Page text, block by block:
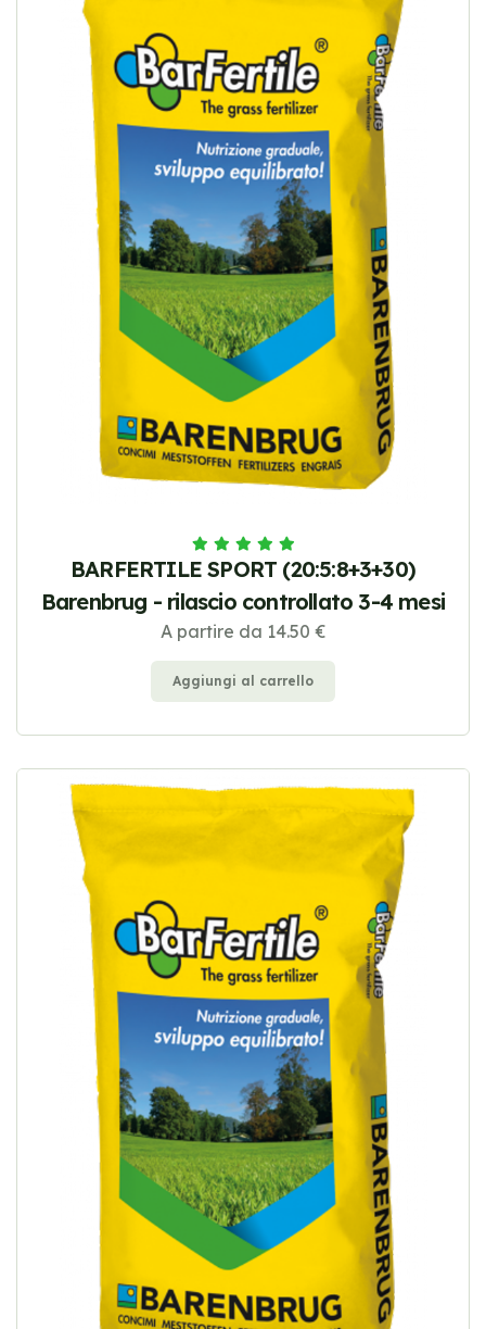
BARFERTILE SPORT (20:5:8+3+30)
Barenbrug - rilascio controllato 3-4 mesi
A partire da 14.50 €
Aggiungi al carrello